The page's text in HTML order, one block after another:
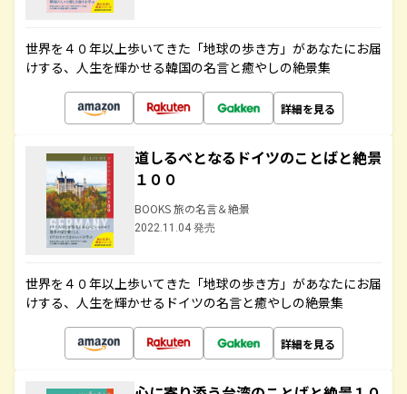
世界を４０年以上歩いてきた「地球の歩き方」があなたにお届
けする、人生を輝かせる韓国の名言と癒やしの絶景集
詳細を見る
道しるべとなるドイツのことばと絶景
１００
BOOKS 旅の名言＆絶景
2022.11.04 発売
世界を４０年以上歩いてきた「地球の歩き方」があなたにお届
けする、人生を輝かせるドイツの名言と癒やしの絶景集
詳細を見る